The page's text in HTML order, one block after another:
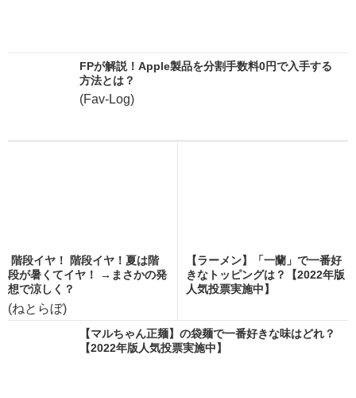
FPが解説！Apple製品を分割手数料0円で入手する
方法とは？
(Fav-Log)
階段イヤ！ 階段イヤ！夏は階
段が暑くてイヤ！ →まさかの発
想で涼しく？
(ねとらぼ)
【ラーメン】「一蘭」で一番好
きなトッピングは？【2022年版
人気投票実施中】
【マルちゃん正麺】の袋麺で一番好きな味はどれ？
【2022年版人気投票実施中】